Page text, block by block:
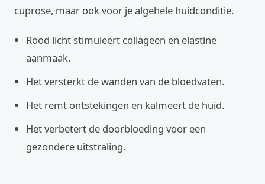
cuprose, maar ook voor je algehele huidconditie.
Rood licht stimuleert collageen en elastine
aanmaak.
Het versterkt de wanden van de bloedvaten.
Het remt ontstekingen en kalmeert de huid.
Het verbetert de doorbloeding voor een
gezondere uitstraling.